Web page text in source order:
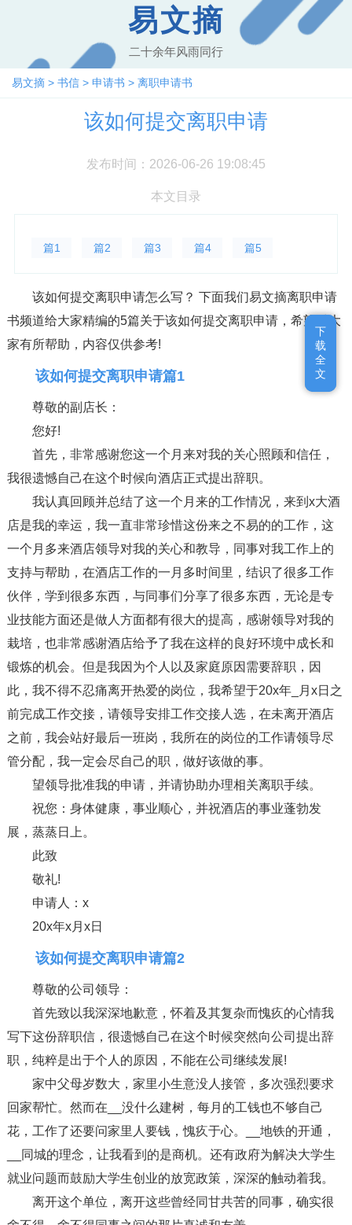
易文摘
二十余年风雨同行
易文摘 > 书信 > 申请书 > 离职申请书
该如何提交离职申请
发布时间：2026-06-26 19:08:45
本文目录
篇1 篇2 篇3 篇4 篇5
该如何提交离职申请怎么写？ 下面我们易文摘离职申请
书频道给大家精编的5篇关于该如何提交离职申请，希望对大
家有所帮助，内容仅供参考!
该如何提交离职申请篇1
尊敬的副店长：
您好!
首先，非常感谢您这一个月来对我的关心照顾和信任，
我很遗憾自己在这个时候向酒店正式提出辞职。
我认真回顾并总结了这一个月来的工作情况，来到x大酒
店是我的幸运，我一直非常珍惜这份来之不易的的工作，这
一个月多来酒店领导对我的关心和教导，同事对我工作上的
支持与帮助，在酒店工作的一月多时间里，结识了很多工作
伙伴，学到很多东西，与同事们分享了很多东西，无论是专
业技能方面还是做人方面都有很大的提高，感谢领导对我的
栽培，也非常感谢酒店给予了我在这样的良好环境中成长和
锻炼的机会。但是我因为个人以及家庭原因需要辞职，因
此，我不得不忍痛离开热爱的岗位，我希望于20x年_月x日之
前完成工作交接，请领导安排工作交接人选，在未离开酒店
之前，我会站好最后一班岗，我所在的岗位的工作请领导尽
管分配，我一定会尽自己的职，做好该做的事。
望领导批准我的申请，并请协助办理相关离职手续。
祝您：身体健康，事业顺心，并祝酒店的事业蓬勃发
展，蒸蒸日上。
此致
敬礼!
申请人：x
20x年x月x日
该如何提交离职申请篇2
尊敬的公司领导：
首先致以我深深地歉意，怀着及其复杂而愧疚的心情我
写下这份辞职信，很遗憾自己在这个时候突然向公司提出辞
职，纯粹是出于个人的原因，不能在公司继续发展!
家中父母岁数大，家里小生意没人接管，多次强烈要求
回家帮忙。然而在__没什么建树，每月的工钱也不够自己
花，工作了还要问家里人要钱，愧疚于心。__地铁的开通，
__同城的理念，让我看到的是商机。还有政府为解决大学生
就业问题而鼓励大学生创业的放宽政策，深深的触动着我。
离开这个单位，离开这些曾经同甘共苦的同事，确实很
下
载
全
文
下
载
全
文